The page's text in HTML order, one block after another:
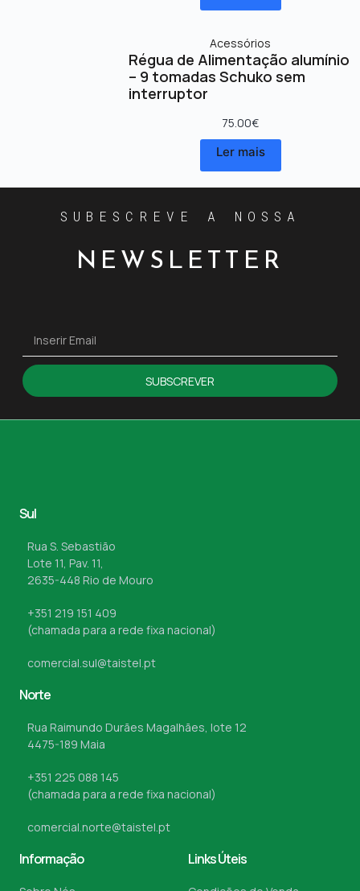
Acessórios
Régua de Alimentação alumínio
– 9 tomadas Schuko sem
interruptor
75.00€
Ler mais
SUBESCREVE A NOSSA
NEWSLETTER
SUBSCREVER
Sul
Rua S. Sebastião
Lote 11, Pav. 11,
2635-448 Rio de Mouro
+351 219 151 409
(chamada para a rede fixa nacional)
comercial.sul@taistel.pt
Norte
Rua Raimundo Durães Magalhães, lote 12
4475-189 Maia
+351 225 088 145
(chamada para a rede fixa nacional)
comercial.norte@taistel.pt
Informação Links Úteis